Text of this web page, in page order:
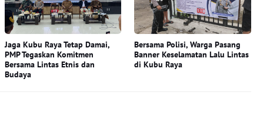
Jaga Kubu Raya Tetap Damai,
PMP Tegaskan Komitmen
Bersama Lintas Etnis dan
Budaya
Bersama Polisi, Warga Pasang
Banner Keselamatan Lalu Lintas
di Kubu Raya